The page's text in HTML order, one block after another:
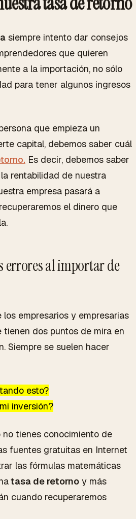
siempre intento dar consejos
que quieren
a la importación, no sólo
para tener algunos ingresos
que empieza un
capital, debemos saber cuál
Es decir, debemos saber
rentabilidad de nuestra
empresa pasará a
el dinero que
errores al importar de
empresarios y empresarias
tienen dos puntos de mira en
Siempre se suelen hacer
esto?
inversión?
tienes conocimiento de
fuentes gratuitas en Internet
las fórmulas matemáticas
tasa de retorno y más
cuando recuperaremos